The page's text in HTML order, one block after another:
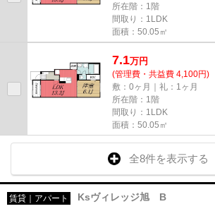
所在階：1階
間取り：1LDK
面積：50.05㎡
7.1万円
(管理費・共益費 4,100円)
敷：0ヶ月｜礼：1ヶ月
所在階：1階
間取り：1LDK
面積：50.05㎡
全8件を表示する
賃貸｜アパート Ksヴィレッジ旭 B